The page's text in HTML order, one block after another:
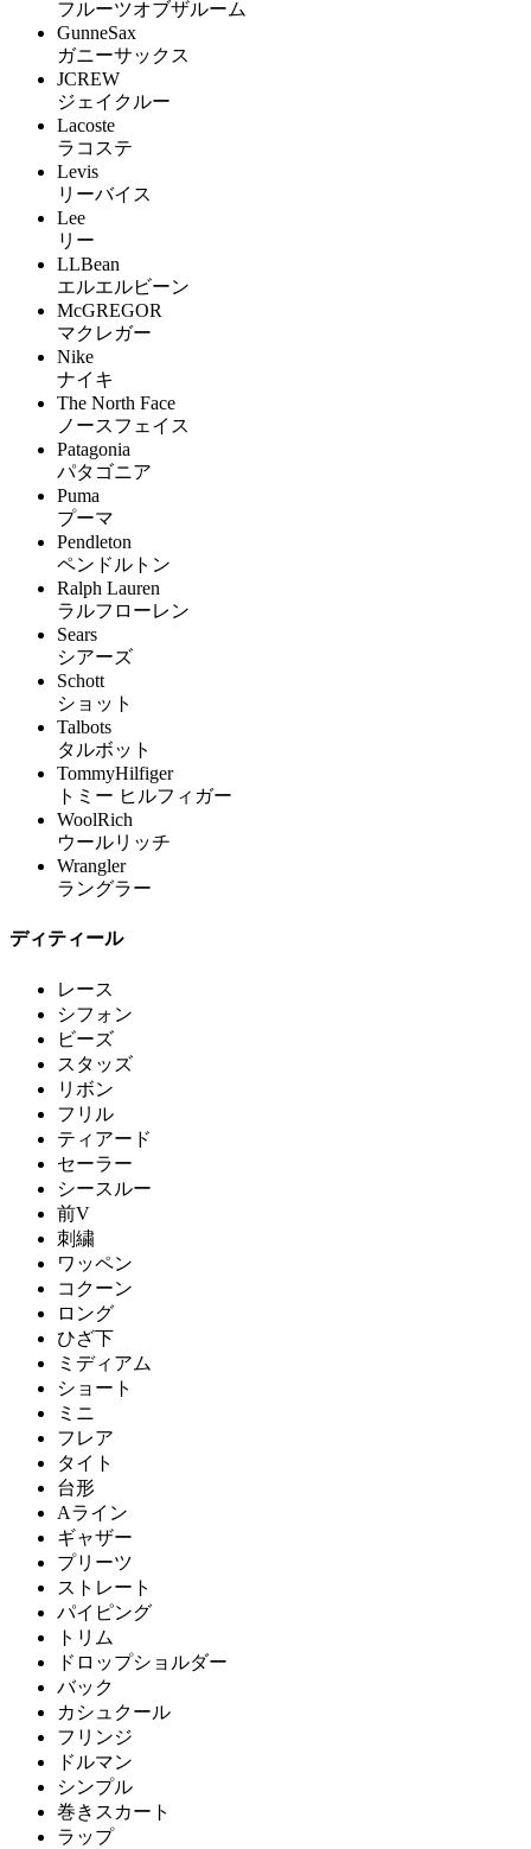
フルーツオブザルーム
GunneSax
ガニーサックス
JCREW
ジェイクルー
Lacoste
ラコステ
Levis
リーバイス
Lee
リー
LLBean
エルエルビーン
McGREGOR
マクレガー
Nike
ナイキ
The North Face
ノースフェイス
Patagonia
パタゴニア
Puma
プーマ
Pendleton
ペンドルトン
Ralph Lauren
ラルフローレン
Sears
シアーズ
Schott
ショット
Talbots
タルボット
TommyHilfiger
トミー ヒルフィガー
WoolRich
ウールリッチ
Wrangler
ラングラー
ディティール
レース
シフォン
ビーズ
スタッズ
リボン
フリル
ティアード
セーラー
シースルー
前V
刺繍
ワッペン
コクーン
ロング
ひざ下
ミディアム
ショート
ミニ
フレア
タイト
台形
Aライン
ギャザー
プリーツ
ストレート
パイピング
トリム
ドロップショルダー
バック
カシュクール
フリンジ
ドルマン
シンプル
巻きスカート
ラップ